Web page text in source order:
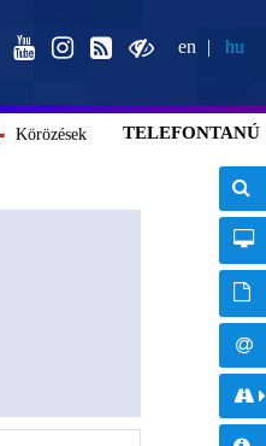
en hu
Körözések TELEFONTANÚ